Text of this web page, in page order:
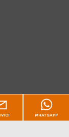
(VI)
WHATSAPP